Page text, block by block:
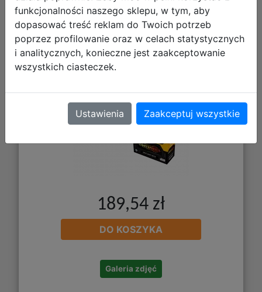
Jump to Lightspeed - Spotlight Deck
Box (2)
189,54 zł
DO KOSZYKA
Galeria zdjęć
funkcjonalności naszego sklepu, w tym, aby
dopasować treść reklam do Twoich potrzeb
poprzez profilowanie oraz w celach statystycznych
i analitycznych, konieczne jest zaakceptowanie
wszystkich ciasteczek.
Ustawienia Zaakceptuj wszystkie